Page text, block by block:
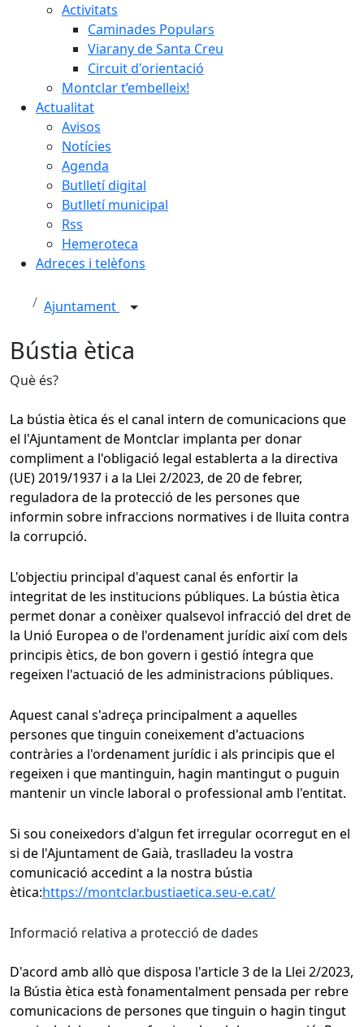
Activitats
Caminades Populars
Viarany de Santa Creu
Circuit d'orientació
Montclar t’embelleix!
Actualitat
Avisos
Notícies
Agenda
Butlletí digital
Butlletí municipal
Rss
Hemeroteca
Adreces i telèfons
Ajuntament
Bústia ètica
Què és?
La bústia ètica és el canal intern de comunicacions que
el l'Ajuntament de Montclar implanta per donar
compliment a l'obligació legal establerta a la directiva
(UE) 2019/1937 i a la Llei 2/2023, de 20 de febrer,
reguladora de la protecció de les persones que
informin sobre infraccions normatives i de lluita contra
la corrupció.
L'objectiu principal d'aquest canal és enfortir la
integritat de les institucions públiques. La bústia ètica
permet donar a conèixer qualsevol infracció del dret de
la Unió Europea o de l'ordenament jurídic així com dels
principis ètics, de bon govern i gestió íntegra que
regeixen l'actuació de les administracions públiques.
Aquest canal s'adreça principalment a aquelles
persones que tinguin coneixement d'actuacions
contràries a l'ordenament jurídic i als principis que el
regeixen i que mantinguin, hagin mantingut o puguin
mantenir un vincle laboral o professional amb l'entitat.
Si sou coneixedors d'algun fet irregular ocorregut en el
si de l'Ajuntament de Gaià, traslladeu la vostra
comunicació accedint a la nostra bústia
ètica:https://montclar.bustiaetica.seu-e.cat/
Informació relativa a protecció de dades
D'acord amb allò que disposa l'article 3 de la Llei 2/2023,
la Bústia ètica està fonamentalment pensada per rebre
comunicacions de persones que tinguin o hagin tingut